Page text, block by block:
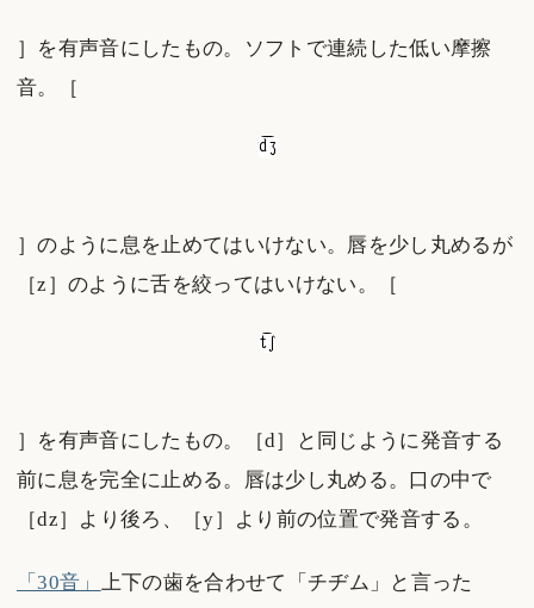
］を有声音にしたもの。ソフトで連続した低い摩擦
音。［
］のように息を止めてはいけない。唇を少し丸めるが
［z］のように舌を絞ってはいけない。［
］を有声音にしたもの。［d］と同じように発音する
前に息を完全に止める。唇は少し丸める。口の中で
［dz］より後ろ、［y］より前の位置で発音する。
「30音」 上下の歯を合わせて「チヂム」と言った